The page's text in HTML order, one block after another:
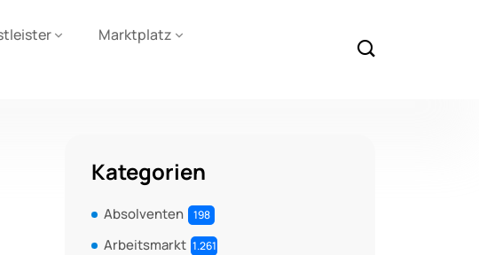
Marktplatz
Kategorien
Absolventen 198
Arbeitsmarkt 1.261